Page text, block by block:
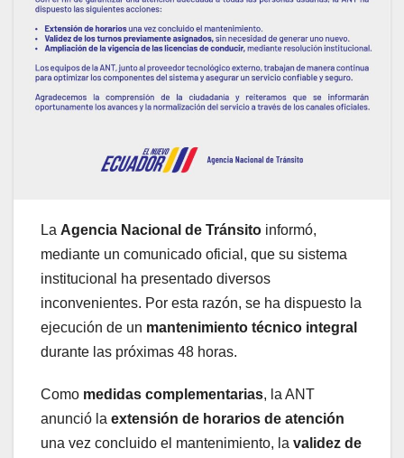
La Agencia Nacional de Tránsito informó,
mediante un comunicado oficial, que su sistema
institucional
ha presentado diversos
inconvenientes. Por esta razón, se ha dispuesto la
ejecución de un mantenimiento técnico integral
durante las próximas 48 horas.
Como medidas complementarias, la ANT
anunció la extensión de horarios de atención
una vez concluido el mantenimiento, la validez de